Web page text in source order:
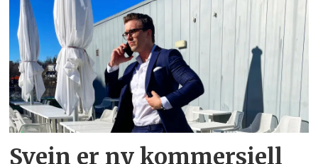
Svein er ny kommersiell